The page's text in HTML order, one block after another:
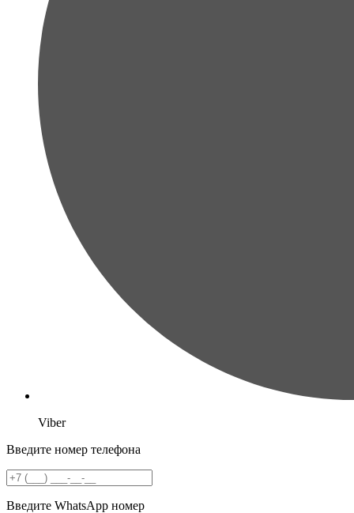
Viber
Введите номер телефона
Введите WhatsApp номер